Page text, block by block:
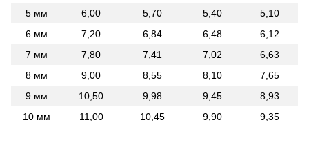
5 мм
6,00 5,70 5,40
5,10
6 мм
7,20 6,84 6,48
6,12
7 мм
7,80 7,41 7,02
6,63
8 мм
9,00 8,55 8,10
7,65
9 мм
10,50 9,98 9,45
8,93
10 мм
11,00 10,45 9,90 9,35